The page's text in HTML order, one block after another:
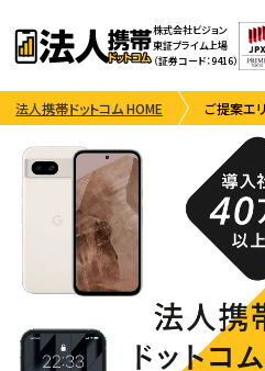
株式会社ビジョン
東証プライム上場
（証券コード：9416）
法人携帯ドットコム HOME ご提案エ